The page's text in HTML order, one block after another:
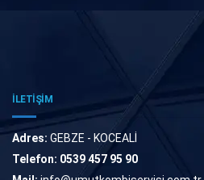
İLETİŞİM
Adres: GEBZE - KOCEALİ
Telefon: 0539 457 95 90